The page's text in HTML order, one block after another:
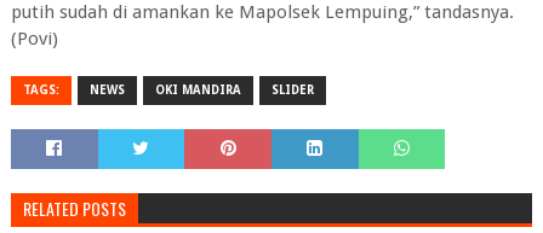
putih sudah di amankan ke Mapolsek Lempuing,” tandasnya.
(Povi)
TAGS: NEWS OKI MANDIRA SLIDER
RELATED POSTS